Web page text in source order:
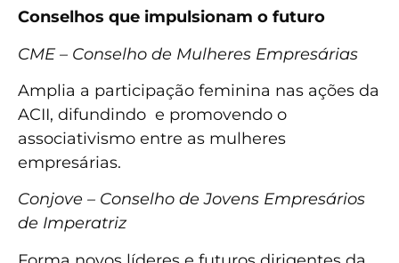
Conselhos que impulsionam o futuro
CME – Conselho de Mulheres Empresárias
Amplia a participação feminina nas ações da
ACII, difundindo e promovendo o
associativismo entre as mulheres
empresárias.
Conjove – Conselho de Jovens Empresários
de Imperatriz